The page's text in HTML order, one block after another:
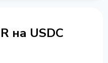
на USDC